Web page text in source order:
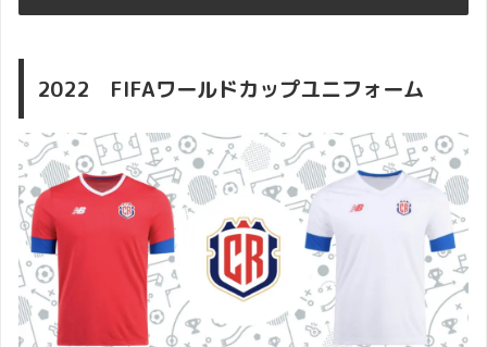
2022 FIFAワールドカップユニフォーム